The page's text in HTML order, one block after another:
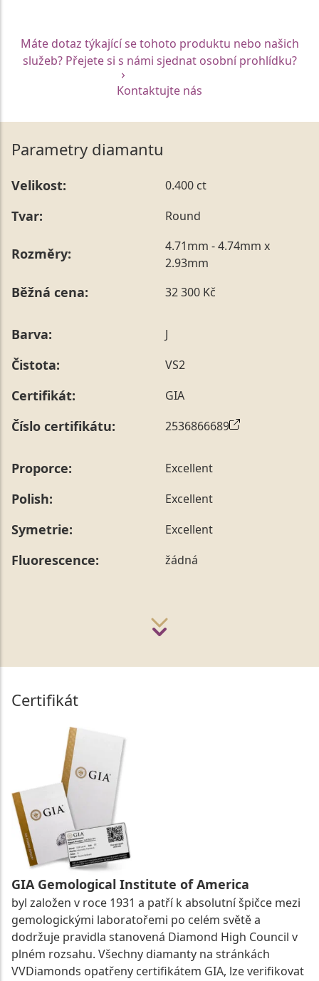
Máte dotaz týkající se tohoto produktu nebo našich
služeb? Přejete si s námi sjednat osobní prohlídku?
Kontaktujte nás
Parametry diamantu
Velikost: 0.400 ct
Tvar: Round
Rozměry:
4.71mm - 4.74mm x
2.93mm
Běžná cena: 32 300 Kč
Barva: J
Čistota: VS2
Certifikát: GIA
Číslo certifikátu: 2536866689
Proporce: Excellent
Polish: Excellent
Symetrie: Excellent
Fluorescence: žádná
Certifikát
GIA Gemological Institute of America
byl založen v roce 1931 a patří k absolutní špičce mezi
gemologickými laboratořemi po celém světě a
dodržuje pravidla stanovená Diamond High Council v
plném rozsahu. Všechny diamanty na stránkách
VVDiamonds opatřeny certifikátem GIA, lze verifikovat